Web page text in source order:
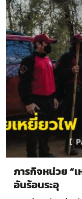
ภารกิจหน่วย “
อันร้อนระอุ